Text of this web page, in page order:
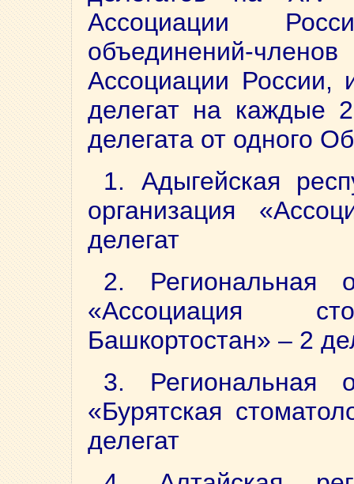
Ассоциации
объединений-
Ассоциации России,
делегат на каждые
делегата от одного
1. Адыгейская
организация
делегат
2. Региональная
«Ассоциация
Башкортостан» – 2
3. Региональная
«Бурятская
делегат